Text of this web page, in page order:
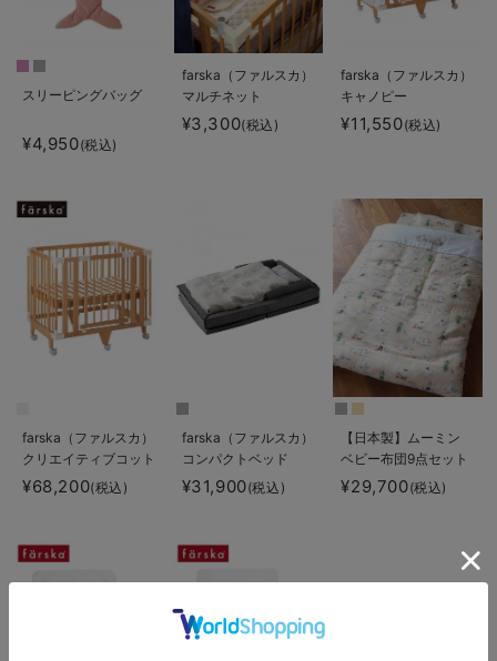
スリーピングバッグ
¥4,950(税込)
farska（ファルスカ）
マルチネット
¥3,300(税込)
farska（ファルスカ）
キャノピー
¥11,550(税込)
farska（ファルスカ）
クリエイティブコット
¥68,200(税込)
farska（ファルスカ）
コンパクトベッド
Free
¥31,900(税込)
【日本製】ムーミン
ベビー布団9点セット
¥29,700(税込)